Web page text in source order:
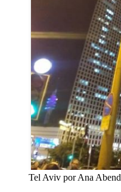
Tel Aviv por Ana Abend